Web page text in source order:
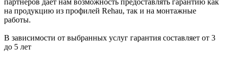
партнеров дает нам возможность предоставлять гарантию как
на продукцию из профилей Rehau, так и на монтажные
работы.
В зависимости от выбранных услуг гарантия составляет от 3
до 5 лет